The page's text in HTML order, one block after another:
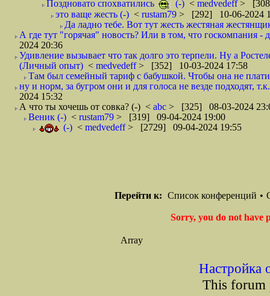
Поздновато спохватились
(-) < medvedeff>
это ваще жесть (-) < rustam79 > [292] 10-06-2024
Да ладно тебе. Вот тут жесть жестяная
А где тут "горячая" новость? Или в том, что госкомпания -
2024 20:36
Удивление вызывает что так долго это терпели. Ну а
(Личный опыт) < medvedeff> [352] 10-03-2024 17:58
Там был семейный тариф с бабушкой. Чтобы она не
ну и норм, за бугром они и для голоса не везде подходят,
2024 15:32
А что ты хочешь от совка? (-) < abc > [325] 08-03-2024
Веник (-) < rustam79 > [319] 09-04-2024 19:00
(-) < medvedeff> [2729] 09-04-2024 19:55
Перейти к: Список конференций •
Sorry, you do not have
Array
Настройка
This